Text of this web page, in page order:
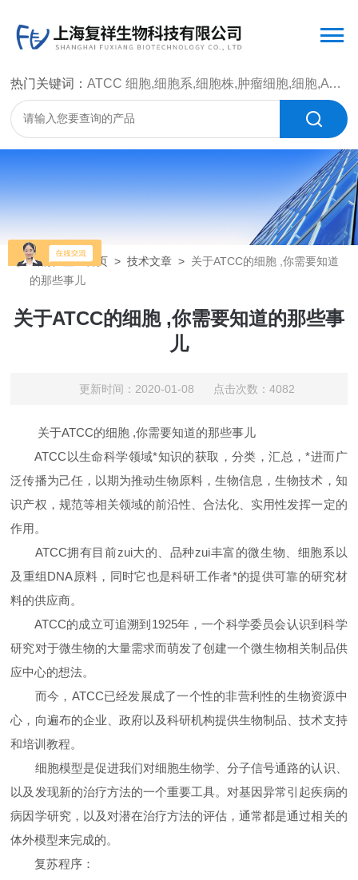
热门关键词：ATCC 细胞,细胞系,细胞株,肿瘤细胞,细胞,ATCC 菌种，CMCC 菌种，标准菌株，质控菌种，微生物菌种，菌株，菌种
当前位置：首页 >技术文章 > 关于ATCC的细胞 ,你需要知道
的那些事儿
关于ATCC的细胞 ,你需要知道的那些事
儿
更新时间：2020-01-08 点击次数：4082
关于ATCC的细胞 ,你需要知道的那些事儿
ATCC以生命科学领域*知识的获取，分类，汇总，*进而广
泛传播为己任，以期为推动生物原料，生物信息，生物技术，知
识产权，规范等相关领域的前沿性、合法化、实用性发挥一定的
作用。
ATCC拥有目前zui大的、品种zui丰富的微生物、细胞系以
及重组DNA原料，同时它也是科研工作者*的提供可靠的研究材
料的供应商。
ATCC的成立可追溯到1925年，一个科学委员会认识到科学
研究对于微生物的大量需求而萌发了创建一个微生物相关制品供
应中心的想法。
而今，ATCC已经发展成了一个性的非营利性的生物资源中
心，向遍布的企业、政府以及科研机构提供生物制品、技术支持
和培训教程。
细胞模型是促进我们对细胞生物学、分子信号通路的认识、
以及发现新的治疗方法的一个重要工具。对基因异常引起疾病的
病因学研究，以及对潜在治疗方法的评估，通常都是通过相关的
体外模型来完成的。
复苏程序：